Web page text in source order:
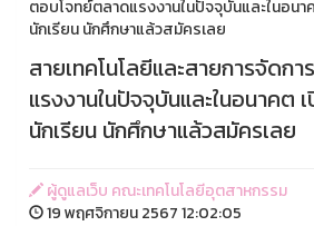
ตอบโจทย์ตลาดแรงงานในปัจจุบันและในอน
นักเรียน นักศึกษาแล้วสมัครเลย
สายเทคโนโลยีและสายการจัดก
แรงงานในปัจจุบันและในอนาคต
นักเรียน นักศึกษาแล้วสมัครเลย
ผู้ดูแลเว็บ คณะเทคโนโลยีอุตสาหกรรม
19 พฤศจิกายน 2567 12:02:05